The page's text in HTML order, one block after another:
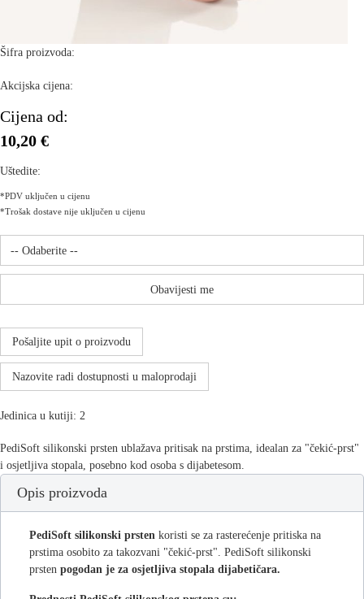
Šifra proizvoda:
Akcijska cijena:
Cijena od:
10,20 €
Uštedite:
*PDV uključen u cijenu
*Trošak dostave nije uključen u cijenu
Obavijesti me
Pošaljite upit o proizvodu
Nazovite radi dostupnosti u maloprodaji
Jedinica u kutiji: 2
PediSoft silikonski prsten ublažava pritisak na prstima, idealan za "čekić-prst"
i osjetljiva stopala, posebno kod osoba s dijabetesom.
Opis proizvoda
PediSoft silikonski prsten koristi se za rasterećenje pritiska na
prstima osobito za takozvani "čekić-prst". PediSoft silikonski
prsten pogodan je za osjetljiva stopala dijabetičara.